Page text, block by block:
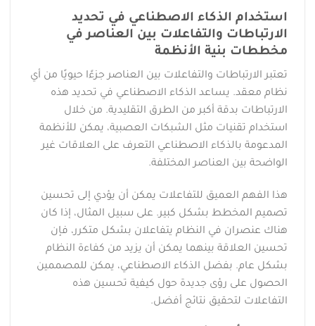
استخدام الذكاء الاصطناعي في تحديد
الارتباطات والتفاعلات بين العناصر في
مخططات بنية الأنظمة
تعتبر الارتباطات والتفاعلات بين العناصر جزءًا حيويًا من أي
نظام معقد. يساعد الذكاء الاصطناعي في تحديد هذه
الارتباطات بدقة أكبر من الطرق التقليدية. من خلال
استخدام تقنيات مثل الشبكات العصبية، يمكن للأنظمة
المدعومة بالذكاء الاصطناعي التعرف على العلاقات غير
الواضحة بين العناصر المختلفة.
هذا الفهم العميق للتفاعلات يمكن أن يؤدي إلى تحسين
تصميم المخطط بشكل كبير. على سبيل المثال، إذا كان
هناك عنصران في النظام يتفاعلان بشكل متكرر، فإن
تحسين العلاقة بينهما يمكن أن يزيد من كفاءة النظام
بشكل عام. بفضل الذكاء الاصطناعي، يمكن للمصممين
الحصول على رؤى جديدة حول كيفية تحسين هذه
التفاعلات لتحقيق نتائج أفضل.